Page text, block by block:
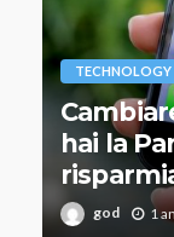
TECHNOLOGY
hai la
god 1